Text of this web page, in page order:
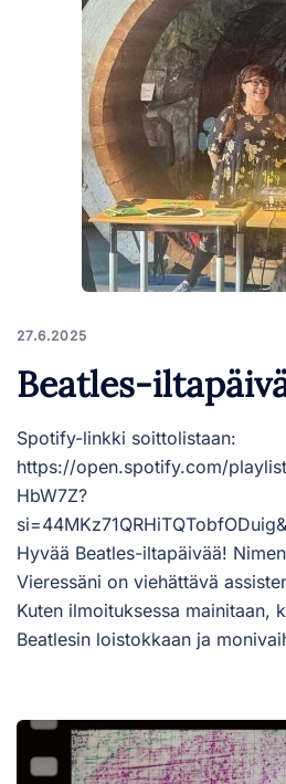
27.6.2025
Beatles-
Spotify-linkki soittolistaan:
https://open.spotify.com/
HbW7Z?
Hyvää Beatles-iltapäivää!
Vieressäni on viehättävä
Kuten ilmoituksessa mainitaan,
Beatlesin loistokkaan ja